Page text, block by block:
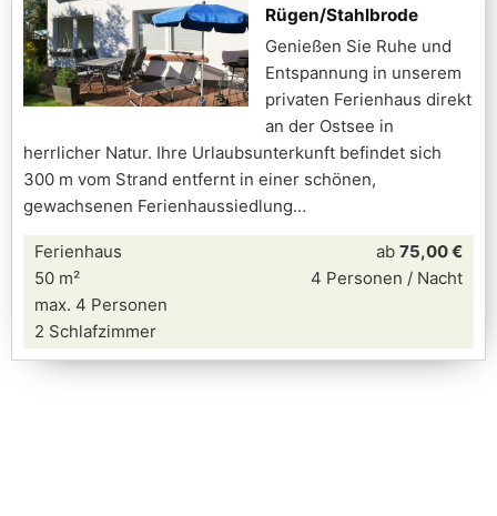
Rügen/Stahlbrode
Genießen Sie Ruhe und
Entspannung in unserem
privaten Ferienhaus direkt
an der Ostsee in
herrlicher Natur. Ihre Urlaubsunterkunft befindet sich
300 m vom Strand entfernt in einer schönen,
gewachsenen Ferienhaussiedlung
Ferienhaus
50 m²
max. 4 Personen
2 Schlafzimmer
ab 75,00 €
4 Personen / Nacht